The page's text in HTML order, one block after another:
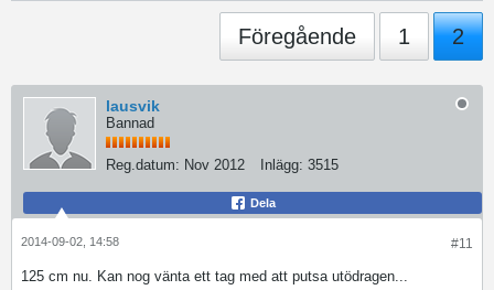
Föregående 1 2
lausvik
Bannad
Reg.datum: Nov 2012 Inlägg: 3515
Dela
#11
2014-09-02, 14:58
125 cm nu. Kan nog vänta ett tag med att putsa utödragen...